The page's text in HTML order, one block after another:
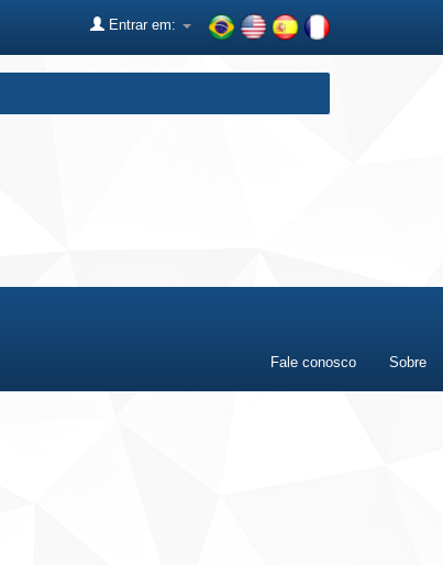
Entrar em:
Fale conosco Sobre